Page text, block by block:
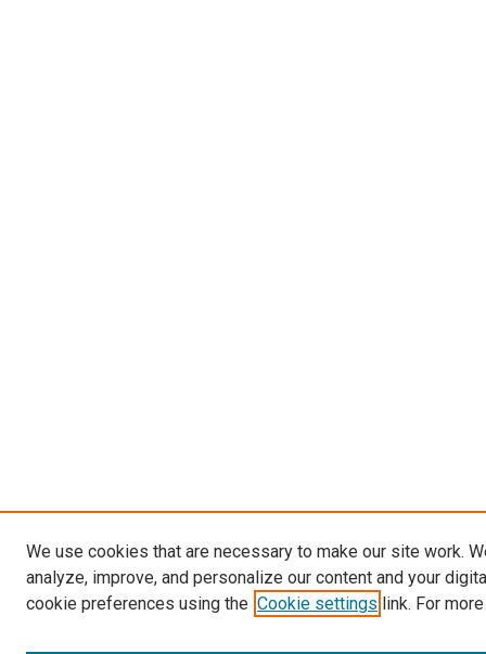
We use cookies that are necessary to make our site work.
analyze, improve, and personalize our content and your
cookie preferences using the Cookie settings link. For